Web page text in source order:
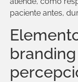
paciente antes,